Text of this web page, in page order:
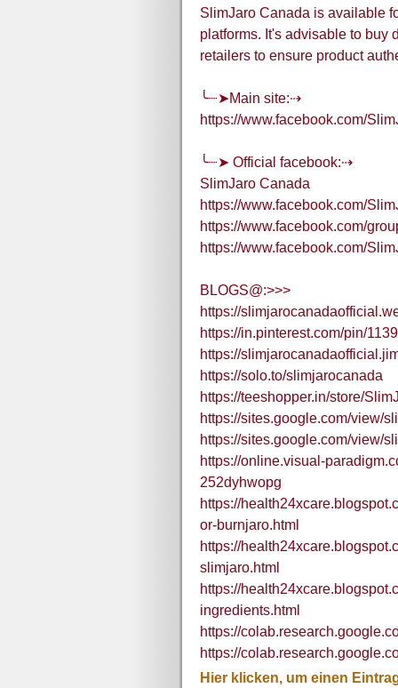
SlimJaro Canada is available
platforms. It's advisable to buy
retailers to ensure product
╰┈➤Main site:⇢
https://www.facebook.com/
╰┈➤ Official facebook:⇢
SlimJaro Canada
https://www.facebook.com/
https://www.facebook.com/
https://www.facebook.com/
BLOGS@:>>>
https://
https://in.pinterest.com/pin/
https://
https://solo.to/slimjarocanada
https://teeshopper.in/store/
https://sites.google.com/view/
https://sites.google.com/view/
https://online.visual-
252dyhwopg
https://
or-burnjaro.html
https://
slimjaro.html
https://
ingredients.html
https://
https://
Hier klicken, um einen